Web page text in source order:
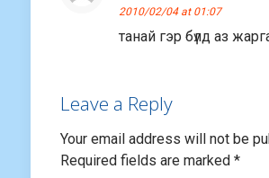
2010/02/04 at 01:07
танай гэр бүлд аз
Leave a Reply
Your email address will not be
Required fields are marked *